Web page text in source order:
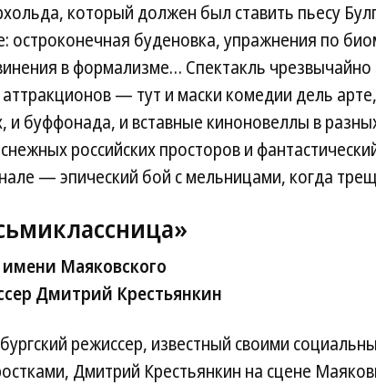
который должен был ставить пьесу
остроконечная буденовка, упражнения по
в формализме… Спектакль
— тут и маски комедии дель
и буффонада, и вставные киноновеллы в
российских просторов и
— эпический бой с мельницами, когда
имени Маяковского
Дмитрий Крестьянкин
режиссер, известный своими
Дмитрий Крестьянкин на сцене